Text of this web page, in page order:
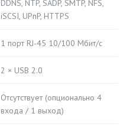
DDNS, NTP, SADP, SMTP, NFS,
iSCSI, UPnP, HTTPS
1 порт RJ-45 10/100 Мбит/с
2 × USB 2.0
Отсутствует (опционально 4
входа / 1 выход)